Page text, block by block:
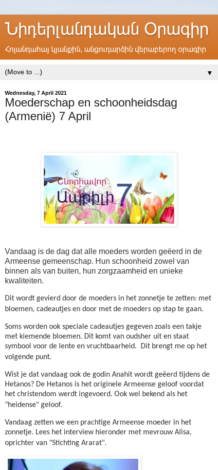
Նիդերլանդական Օրագիր
Հոլանդահայ կյանքին, անցուդարձին վերաբերող օրագիր
▼
Wednesday, 7 April 2021
Moederschap en schoonheidsdag
(Armenië) 7 April
Vandaag is de dag dat alle moeders worden geëerd in de
Armeense gemeenschap. Hun schoonheid zowel van
binnen als van buiten, hun zorgzaamheid en unieke
kwaliteiten.
Dit wordt gevierd door de moeders in het zonnetje te zetten: met
bloemen, cadeautjes en door met de moeders op stap te gaan.
Soms worden ook speciale cadeautjes gegeven zoals een takje
met kiemende bloemen. Dit komt van oudsher uit en staat
symbool voor de lente en vruchtbaarheid. Dit brengt me op het
volgende punt.
Wist je dat vandaag ook de godin Anahit wordt geëerd tijdens de
Hetanos? De Hetanos is het originele Armeense geloof voordat
het christendom werdt ingevoerd. Ook wel bekend als het
"heidense" geloof.
Vandaag zetten we een prachtige Armeense moeder in het
zonnetje. Lees het interview hieronder met mevrouw Alisa,
oprichter van "Stichting Ararat".